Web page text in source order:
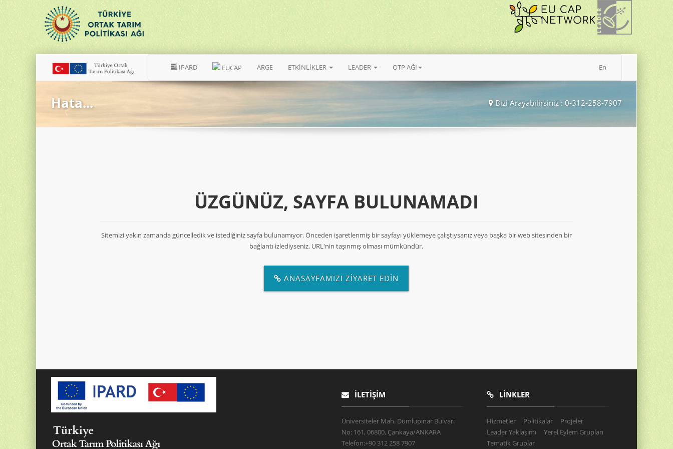
IPARD EUCAP ARGE ETKİNLİKLER LEADER OTP AĞI En
Hata... Bizi Arayabilirsiniz : 0-312-258-7907
ÜZGÜNÜZ, SAYFA BULUNAMADI
Sitemizi yakın zamanda güncelledik ve istediğiniz sayfa bulunamıyor. Önceden işaretlenmiş bir sayfayı yüklemeye çalıştıysanız veya başka bir web sitesinden bir
bağlantı izlediyseniz, URL'nin taşınmış olması mümkündür.
ANASAYFAMIZI ZİYARET EDİN
İLETIŞIM
Üniversiteler Mah. Dumlupınar Bulvarı
No: 161, 06800, Çankaya/ANKARA
Telefon:+90 312 258 7907
LINKLER
Hizmetler Politikalar
Projeler
Leader Yaklaşımı
Yerel Eylem Grupları
Tematik Gruplar